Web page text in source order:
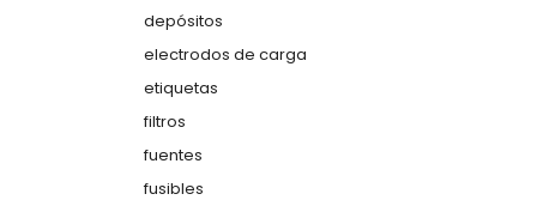
depósitos
electrodos de carga
etiquetas
filtros
fuentes
fusibles